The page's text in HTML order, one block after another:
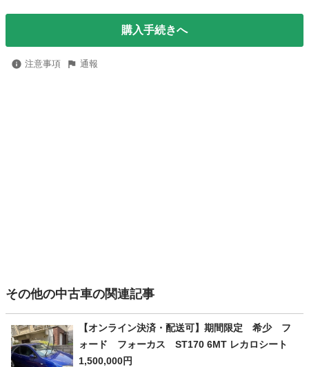
購入手続きへ
注意事項 通報
その他の中古車の関連記事
【オンライン決済・配送可】期間限定 希少 フ
ォード フォーカス ST170 6MT レカロシート
1,500,000円